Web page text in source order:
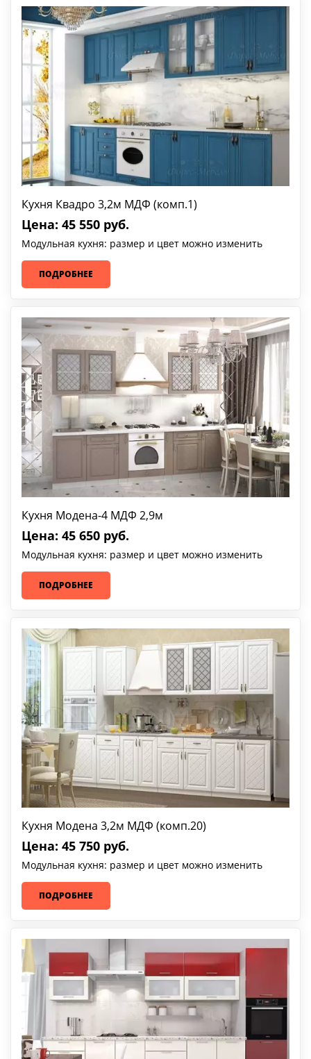
Кухня Квадро 3,2м МДФ (комп.1)
Цена: 45 550 руб.
Модульная кухня: размер и цвет можно изменить
ПОДРОБНЕЕ
Кухня Модена-4 МДФ 2,9м
Цена: 45 650 руб.
Модульная кухня: размер и цвет можно изменить
ПОДРОБНЕЕ
Кухня Модена 3,2м МДФ (комп.20)
Цена: 45 750 руб.
Модульная кухня: размер и цвет можно изменить
ПОДРОБНЕЕ